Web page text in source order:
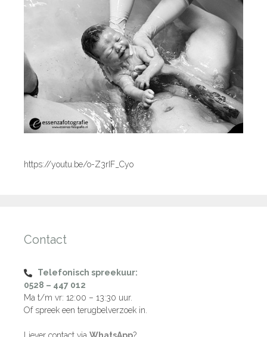
https://youtu.be/o-Z3rIF_Cyo
Contact
Telefonisch spreekuur:
0528 – 447 012
Ma t/m vr: 12:00 – 13:30 uur.
Of spreek een terugbelverzoek in.